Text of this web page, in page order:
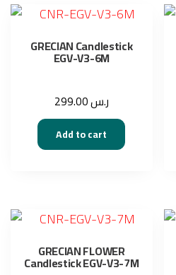
GRECIAN Candlestick
EGV-V3-6M
ر.س
Add to cart
GRECIAN FLOWER
Candlestick EGV-V3-7M